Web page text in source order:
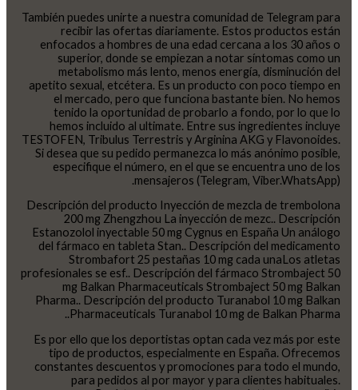
También puedes unirte a nuestra comunidad de Telegram para
recibir las ofertas diariamente. Estos productos están
enfocados a hombres de una edad cercana a los 30 años o
superior, donde se empiezan a notar síntomas como un
metabolismo más lento, menos energía, disminución del
apetito sexual, etcétera. Es un producto con poco tiempo en
el mercado, pero que funciona bastante bien. No hemos
tenido la oportunidad de probarlo a fondo, por lo que lo
hemos incluido al ultimate. Entre sus ingredientes incluye
TESTOFEN, Tribulus Terrestris y Arginina AKG y Flavonoides.
Si desea que su pedido permanezca lo más anónimo posible,
especifique el número, en el que se encuentra uno de los
mensajeros (Telegram, Viber.WhatsApp).
Descripción del producto Inyección de mezcla de trembolona
200 mg Zhengzhou La inyección de mezc.. Descripción
Estanozolol inyectable 50 mg Cygnus en España Un análogo
del fármaco en tableta Stan.. Descripción del medicamento
Strombafort 25 pestañas 10 mg cada unaLos atletas
profesionales se esf.. Descripción del fármaco Strombaject 50
mg Balkan Pharmaceuticals Strombaject 50 mg Balkan
Pharma.. Descripción del producto Turanabol 10 mg Balkan
Pharmaceuticals Turanabol 10 mg de Balkan Pharma..
Es por ello que los deportistas optan cada vez más por este
tipo de productos, especialmente en España. Ofrecemos
constantes descuentos y promociones para todo el mundo,
para pedidos al por mayor y para clientes habituales.